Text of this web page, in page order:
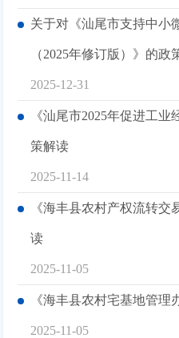
关于对《汕尾市支持中小
（2025年修订版）》的政
2025-12-31
《汕尾市2025年促进工
策解读
2025-11-14
《海丰县农村产权流转
读
2025-11-05
《海丰县农村宅基地管理
2025-11-05